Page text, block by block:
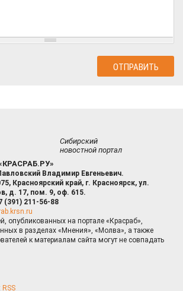
Сибирский
новостной портал
Владимир Евгеньевич.
Красноярский край, г. Красноярск, ул.
д. 17, пом. 9, оф. 615.
(391) 211-56-88
опубликованных на портале «Красраб»,
в разделах «Мнения», «Молва», а также
к материалам сайта могут не совпадать
RSS